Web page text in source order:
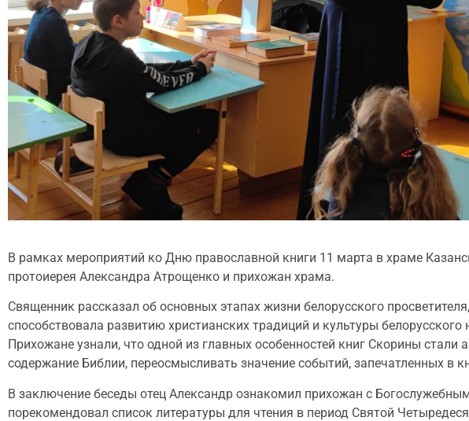
В рамках мероприятий ко Дню православной книги 11 марта в храме
протоиерея Александра Атрощенко и прихожан храма.
Священник рассказал об основных этапах жизни белорусского
способствовала развитию христианских традиций и культуры
Прихожане узнали, что одной из главных особенностей книг Скорины
содержание Библии, переосмысливать значение событий, запечатленных в
В заключение беседы отец Александр ознакомил прихожан с
порекомендовал список литературы для чтения в период Святой